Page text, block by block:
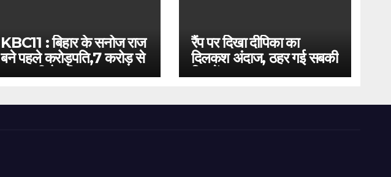
KBC11 : बिहार के सनोज राज
बने पहले करोड़पति,7 करोड़ से
बस इतनी है दूरी
रैंप पर दिखा दीपिका का
दिलकश अंदाज, ठहर गई सबकी
निगाहें